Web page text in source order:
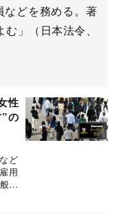
などを務める。著
」（日本法令、
性
の
ど
用
労
賃